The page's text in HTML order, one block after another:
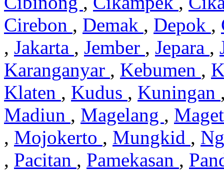
Cirebon , Demak , Depok ,
, Jakarta , Jember , Jepara ,
Karanganyar , Kebumen ,
Klaten , Kudus , Kuningan
Madiun , Magelang ,
, Mojokerto , Mungkid ,
, Pacitan , Pamekasan ,